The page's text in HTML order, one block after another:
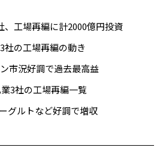
、工場再編に計2000億円投資
社の工場再編の動き
市況好調で過去最高益
3社の工場再編一覧
グルトなど好調で増収